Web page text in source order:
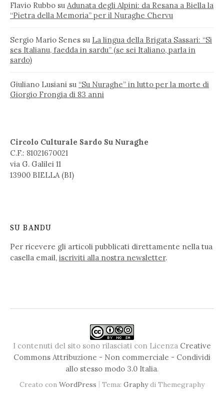
Flavio Rubbo su Adunata degli Alpini: da Resana a Biella la
“Pietra della Memoria” per il Nuraghe Chervu
Sergio Mario Senes su La lingua della Brigata Sassari: “Si
ses Italianu, faedda in sardu” (se sei Italiano, parla in
sardo)
Giuliano Lusiani su “Su Nuraghe” in lutto per la morte di
Giorgio Frongia di 83 anni
Circolo Culturale Sardo Su Nuraghe
C.F.: 81021670021
via G. Galilei 11
13900 BIELLA (BI)
SU BANDU
Per ricevere gli articoli pubblicati direttamente nella tua
casella email, iscriviti alla nostra newsletter.
I contenuti del sito sono rilasciati con Licenza Creative
Commons Attribuzione - Non commerciale - Condividi
allo stesso modo 3.0 Italia.
Creato con WordPress | Tema: Graphydi Themegraphy